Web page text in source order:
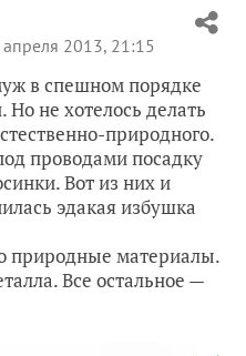
2013, 21:15
в спешном порядке
Но не хотелось делать
природного.
проводами посадку
Вот из них и
эдакая избушка
природные материалы.
Все остальное —